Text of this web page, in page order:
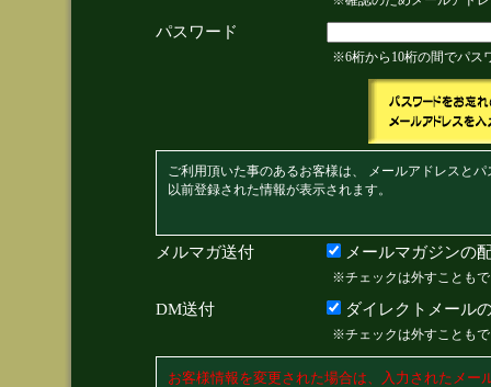
パスワード
※6桁から10桁の間でパス
ご利用頂いた事のあるお客様は、 メールアドレスと
以前登録された情報が表示されます。
メルマガ送付 メールマガジンの
※チェックは外すことも
DM送付 ダイレクトメール
※チェックは外すことも
お客様情報を変更された場合は、入力されたメ